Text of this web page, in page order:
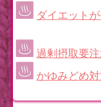
ダイエット
過剰摂取要
かゆみどめ